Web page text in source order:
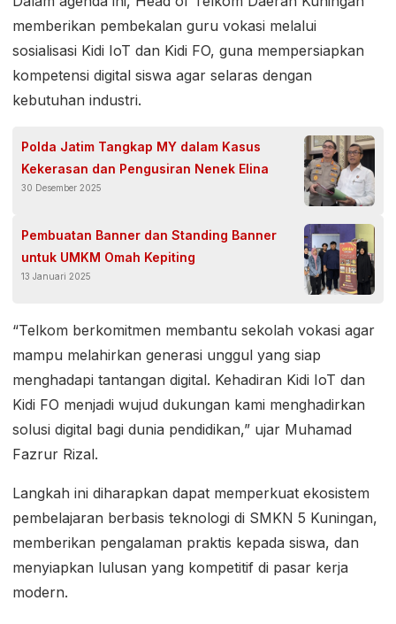
memberikan pembekalan guru vokasi melalui
sosialisasi Kidi IoT dan Kidi FO, guna mempersiapkan
kompetensi digital siswa agar selaras dengan
kebutuhan industri.
Polda Jatim Tangkap MY dalam Kasus
Kekerasan dan Pengusiran Nenek Elina
30 Desember 2025
Pembuatan Banner dan Standing Banner
untuk UMKM Omah Kepiting
13 Januari 2025
“Telkom berkomitmen membantu sekolah vokasi agar
mampu melahirkan generasi unggul yang siap
menghadapi tantangan digital. Kehadiran Kidi IoT dan
Kidi FO menjadi wujud dukungan kami menghadirkan
solusi digital bagi dunia pendidikan,” ujar Muhamad
Fazrur Rizal.
Langkah ini diharapkan dapat memperkuat ekosistem
pembelajaran berbasis teknologi di SMKN 5 Kuningan,
memberikan pengalaman praktis kepada siswa, dan
menyiapkan lulusan yang kompetitif di pasar kerja
modern.